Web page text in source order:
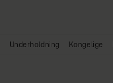
Underholdning Kongelige